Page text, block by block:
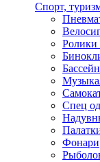
Спорт,
Ролики
Спец
Фонари